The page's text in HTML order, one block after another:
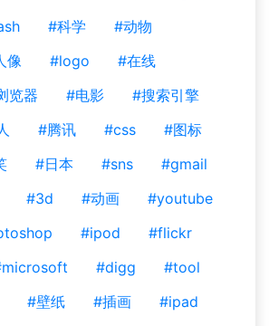
#科学
#动物
像 #logo
#在线
览器 #电影
#搜索引擎
#腾讯 #css
#图标
#日本 #sns
#gmail
#3d #动画
#youtube
#ipod
#flickr
#digg
#tool
#壁纸 #插画
#ipad